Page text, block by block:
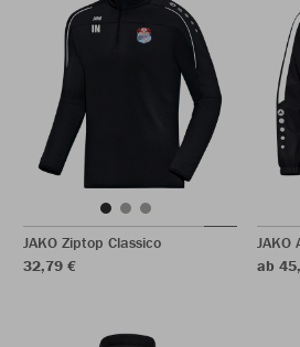
JAKO Ziptop Classico
32,79 €
JAKO
ab